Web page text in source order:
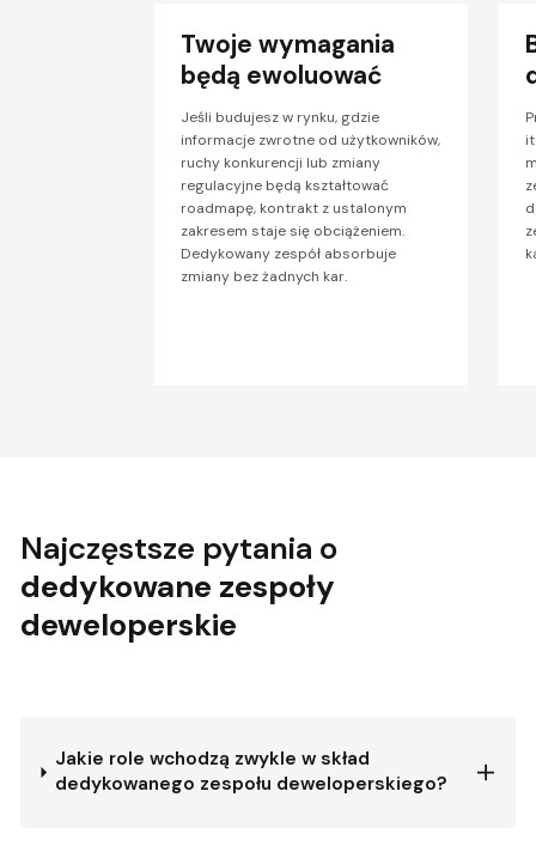
Twoje wymagania
będą ewoluować
Jeśli budujesz w rynku, gdzie
informacje zwrotne od użytkowników,
ruchy konkurencji lub zmiany
regulacyjne będą kształtować
roadmapę, kontrakt z ustalonym
zakresem staje się obciążeniem.
Dedykowany zespół absorbuje
zmiany bez żadnych kar.
Najczęstsze pytania o
dedykowane zespoły
deweloperskie
Jakie role wchodzą zwykle w skład
dedykowanego zespołu deweloperskiego?